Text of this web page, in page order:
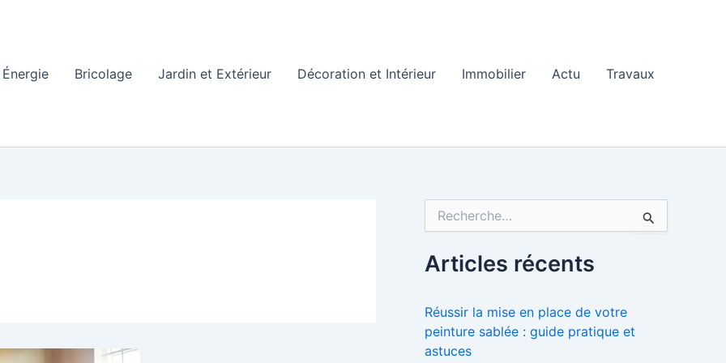
Énergie Bricolage Jardin et Extérieur Décoration et Intérieur Immobilier Actu Travaux
h
e
h
e
r
Articles récents
Réussir la mise en place de votre
peinture sablée : guide pratique et
astuces